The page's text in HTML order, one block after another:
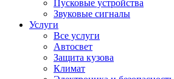
Пусковые устройства
Звуковые сигналы
Услуги
Все услуги
Автосвет
Защита кузова
Климат